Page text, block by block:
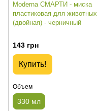
Moderna СМАРТИ - миска
пластиковая для животных
(двойная) - черничный
143 грн
Купить!
Объем
330 мл